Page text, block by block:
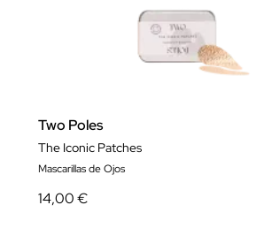
Two Poles
The Iconic Patches
Mascarillas de Ojos
14,00 €